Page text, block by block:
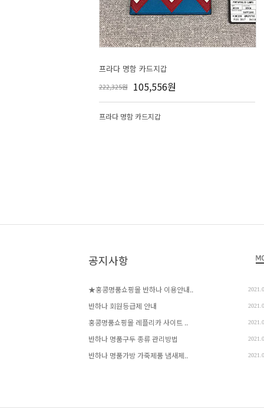
프라다 명함 카드지갑
222,325원 105,556원
프라다 명함 카드지갑
공지사항
★홍콩명품쇼핑몰 반하나 이용안내..
반하나 회원등급제 안내
홍콩명품쇼핑몰 레플리카 사이트 ..
반하나 명품구두 종류 관리방법
반하나 명품가방 가죽제품 냄새제..